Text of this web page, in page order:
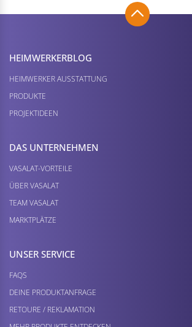
HEIMWERKER­BLOG
HEIMWERKER AUSSTATTUNG
PRODUKTE
PROJEKTIDEEN
DAS UNTERNEHMEN
VASALAT-VORTEILE
ÜBER VASALAT
TEAM VASALAT
MARKTPLÄTZE
UNSER SERVICE
FAQS
DEINE PRODUKTANFRAGE
RETOURE / REKLAMATION